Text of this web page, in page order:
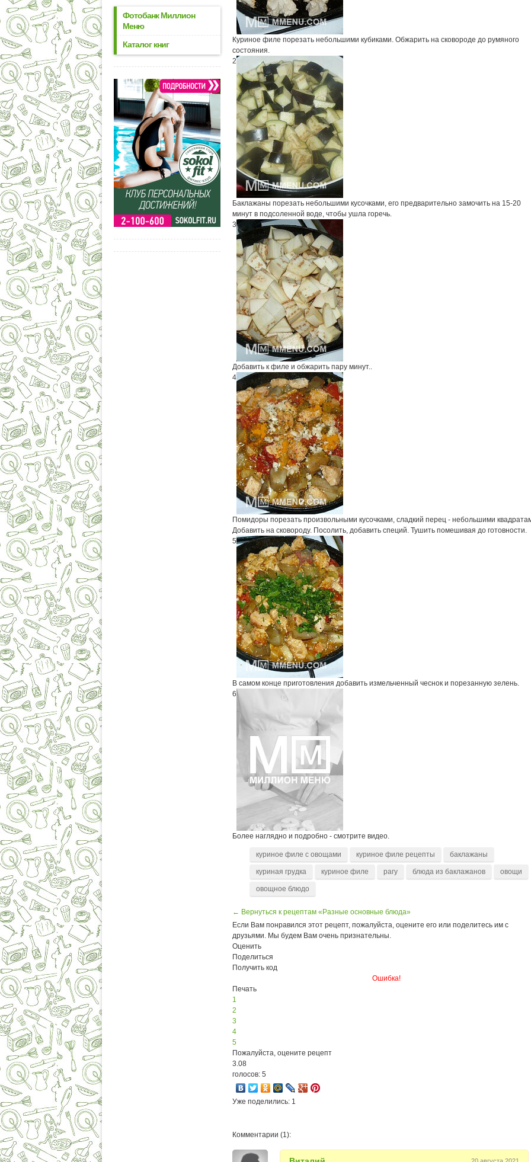
Фотобанк Миллион
Меню
Каталог книг
Куриное филе порезать небольшими кубиками. Обжарить на сковороде до румяного
состояния.
2
Баклажаны порезать небольшими кусочками, его предварительно замочить на 15-20
минут в подсоленной воде, чтобы ушла горечь.
3
Добавить к филе и обжарить пару минут..
4
Помидоры порезать произвольными кусочками, сладкий перец - небольшими
Добавить на сковороду. Посолить, добавить специй. Тушить помешивая до готовности.
5
В самом конце приготовления добавить измельченный чеснок и порезанную зелень.
6
Более наглядно и подробно - смотрите видео.
куриное филе с овощами куриное филе рецепты баклажаны
куриная грудка куриное филе рагу блюда из баклажанов овощи
овощное блюдо
← Вернуться к рецептам «Разные основные блюда»
Если Вам понравился этот рецепт, пожалуйста, оцените его или поделитесь им с
друзьями. Мы будем Вам очень признательны.
Оценить
Поделиться
Получить код
Ошибка!
Печать
1
2
3
4
5
Пожалуйста, оцените рецепт
3.08
голосов: 5
Уже поделились: 1
Комментарии (1):